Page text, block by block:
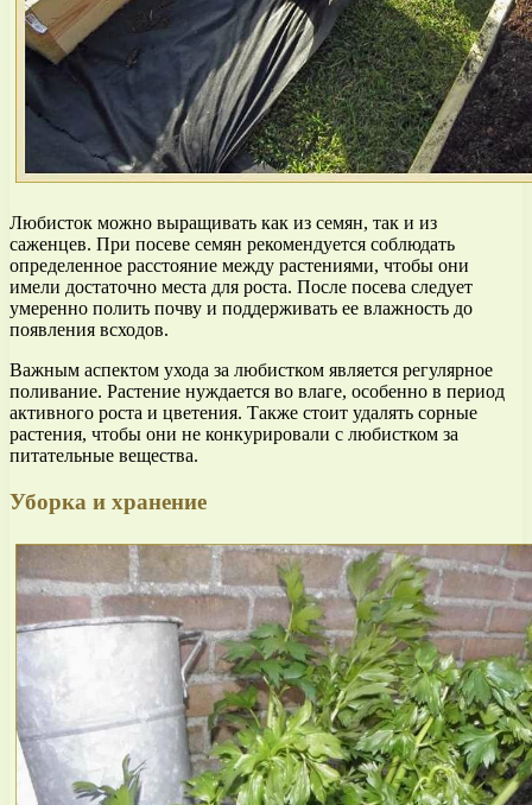
Любисток можно выращивать как из семян, так и из
саженцев. При посеве семян рекомендуется соблюдать
определенное расстояние между растениями, чтобы они
имели достаточно места для роста. После посева следует
умеренно полить почву и поддерживать ее влажность до
появления всходов.
Важным аспектом ухода за любистком является регулярное
поливание. Растение нуждается во влаге, особенно в период
активного роста и цветения. Также стоит удалять сорные
растения, чтобы они не конкурировали с любистком за
питательные вещества.
Уборка и хранение